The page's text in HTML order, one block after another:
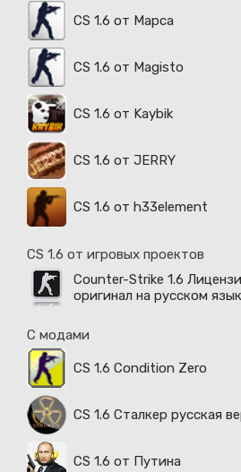
CS 1.6 от Марса
CS 1.6 от Magisto
CS 1.6 от Kaybik
CS 1.6 от JERRY
CS 1.6 от h33element
CS 1.6 от игровых проектов
Counter-Strike 1.6
оригинал на русском
С модами
CS 1.6 Condition Zero
CS 1.6 Сталкер русская
CS 1.6 от Путина